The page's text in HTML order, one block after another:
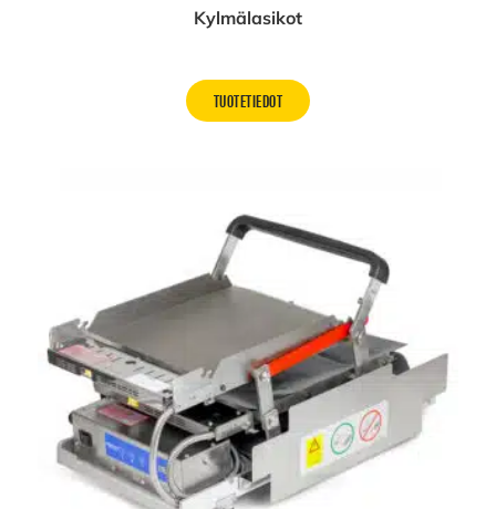
Kylmälasikot
TUOTETIEDOT